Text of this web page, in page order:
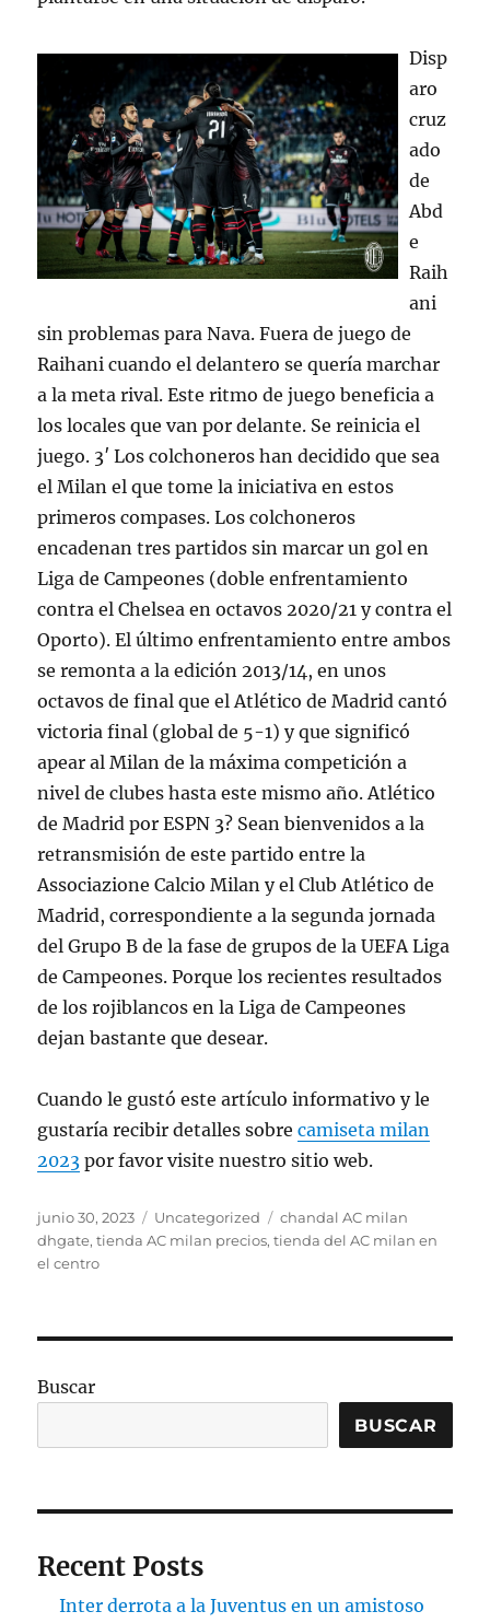
Disp
aro
cruz
ado
de
Abd
e
Raih
ani
sin problemas para Nava. Fuera de juego de
Raihani cuando el delantero se quería marchar
a la meta rival. Este ritmo de juego beneficia a
los locales que van por delante. Se reinicia el
juego. 3′ Los colchoneros han decidido que sea
el Milan el que tome la iniciativa en estos
primeros compases. Los colchoneros
encadenan tres partidos sin marcar un gol en
Liga de Campeones (doble enfrentamiento
contra el Chelsea en octavos 2020/21 y contra el
Oporto). El último enfrentamiento entre ambos
se remonta a la edición 2013/14, en unos
octavos de final que el Atlético de Madrid cantó
victoria final (global de 5-1) y que significó
apear al Milan de la máxima competición a
nivel de clubes hasta este mismo año. Atlético
de Madrid por ESPN 3? Sean bienvenidos a la
retransmisión de este partido entre la
Associazione Calcio Milan y el Club Atlético de
Madrid, correspondiente a la segunda jornada
del Grupo B de la fase de grupos de la UEFA Liga
de Campeones. Porque los recientes resultados
de los rojiblancos en la Liga de Campeones
dejan bastante que desear.
Cuando le gustó este artículo informativo y le
gustaría recibir detalles sobrecamiseta milan
2023 por favor visite nuestro sitio web.
Publicado
el
junio 30, 2023 Categorías
Uncategorized Etiquetas
chandal AC milan
dhgate,tienda AC milan precios,tienda del AC milan en
el centro
Buscar
BUSCAR
Recent Posts
Inter derrota a la Juventus en un amistoso